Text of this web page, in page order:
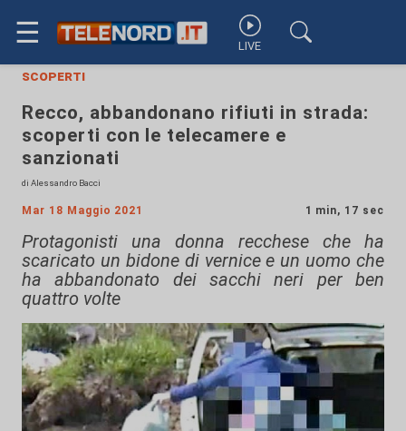
☰ LIVE
scoperti
Recco, abbandonano rifiuti in strada:
scoperti con le telecamere e
sanzionati
di Alessandro Bacci
Mar 18 Maggio 2021 1 min, 17 sec
Protagonisti una donna recchese che ha
scaricato un bidone di vernice e un uomo che
ha abbandonato dei sacchi neri per ben
quattro volte